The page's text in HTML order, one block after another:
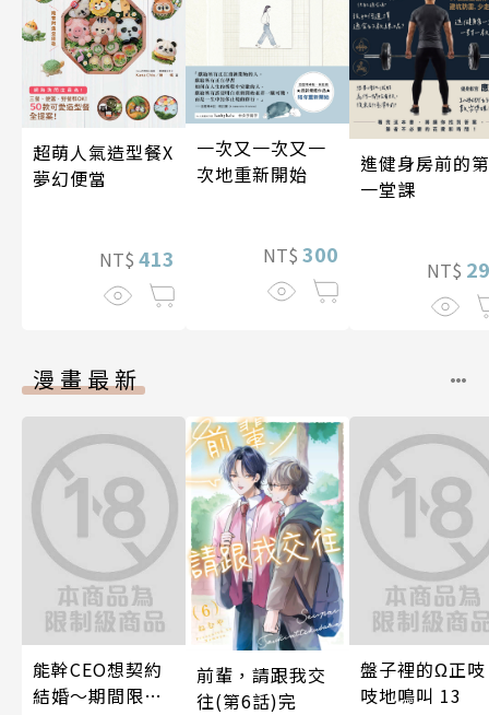
超萌人氣造型餐X
夢幻便當
NT$ 413
一次又一次又一
次地重新開始
NT$ 300
進健身房前的第
一堂課
NT$
漫畫最新
能幹CEO想契約
結婚～期間限定
前輩，請跟我交
往(第6話)完
盤子裡的Ω正吱
吱地鳴叫 13